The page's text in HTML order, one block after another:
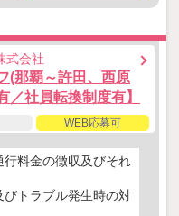
式会社
(那覇～許田、西原
社員転換制度有】
WEB応募可
行料金の徴収及びそれ
びトラブル発生時の対